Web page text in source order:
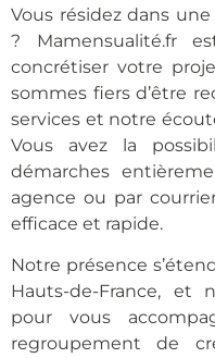
Vous résidez dans
? Mamensualité.fr
concrétiser votre
sommes fiers d’être
services et notre
Vous avez la
démarches
agence ou par
efficace et rapide.
Notre présence
Hauts-de-France, et
pour vous
regroupement de